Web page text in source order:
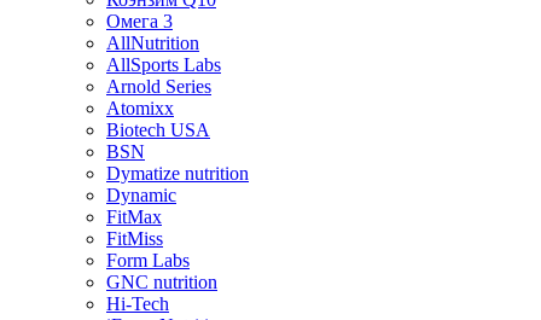
Омега 3
AllNutrition
AllSports Labs
Arnold Series
Atomixx
Biotech USA
BSN
Dymatize nutrition
Dynamic
FitMax
FitMiss
Form Labs
GNC nutrition
Hi-Tech